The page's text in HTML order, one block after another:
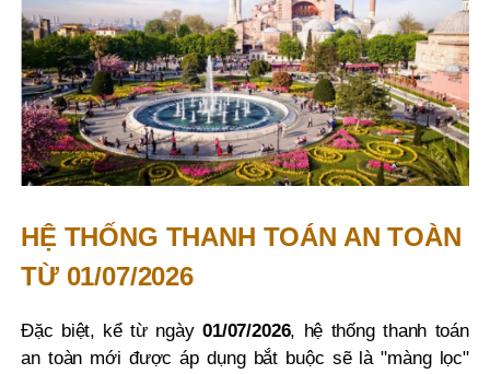
HỆ THỐNG THANH TOÁN AN TOÀN
TỪ 01/07/2026
Đặc biệt, kể từ ngày01/07/2026, hệ thống thanh toán
an toàn mới được áp dụng bắt buộc sẽ là "màng lọc"